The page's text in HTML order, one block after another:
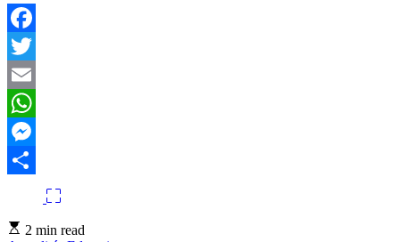
Facebook
Twitter
Email
WhatsApp
Messenger
Partager
Estimated
2 min read